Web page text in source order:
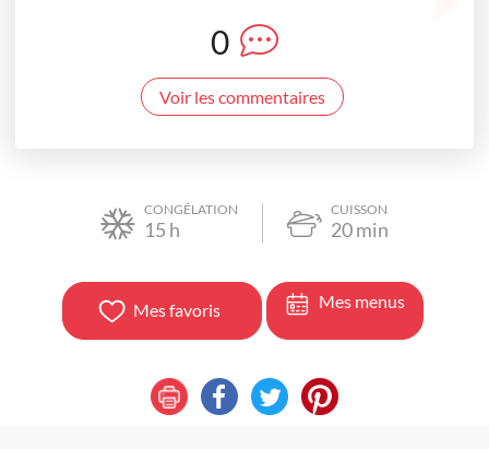
0
Voir les commentaires
CONGÉLATION
15 h
CUISSON
20min
Mes favoris Mes menus